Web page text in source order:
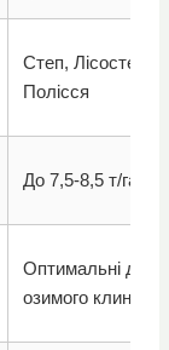
Степ, Лісостеп,
Полісся
До 7,5-8,5 т/га
Оптимальні для
озимого клину